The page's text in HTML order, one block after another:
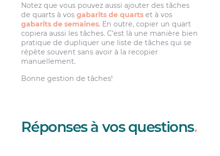
Notez que vous pouvez aussi ajouter des tâches
de quarts à vosgabarits de quarts et à vos
gabarits de semaines. En outre, copier un quart
copiera aussi les tâches. C’est là une manière bien
pratique de dupliquer une liste de tâches qui se
répète souvent sans avoir à la recopier
manuellement.
Bonne gestion de tâches!
Réponses à vos questions.